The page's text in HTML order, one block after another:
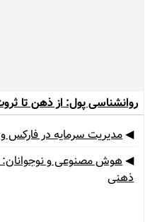
پول: از ذهن تا ثروت
مدیریت سرمایه در فارکس و
هوش مصنوعی و نوجوانان:
ذهنی